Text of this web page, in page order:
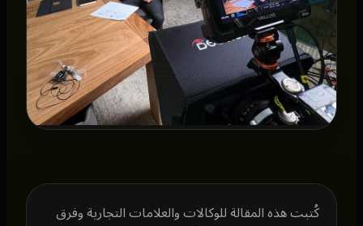
كُتبت هذه المقالة للوكالات والعلامات التجارية وفرق